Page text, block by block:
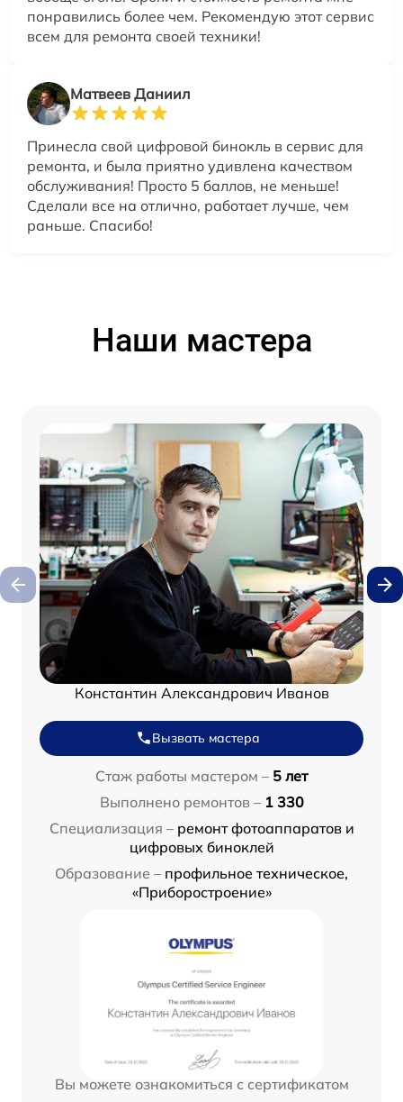
понравились более чем. Рекомендую этот сервис
всем для ремонта своей техники!
Матвеев Даниил
Принесла свой цифровой бинокль в сервис для
ремонта, и была приятно удивлена качеством
обслуживания! Просто 5 баллов, не меньше!
Сделали все на отлично, работает лучше, чем
раньше. Спасибо!
Наши мастера
Константин Александрович Иванов
Вызвать мастера
Стаж работы мастером – 5 лет
Выполнено ремонтов – 1 330
Специализация – ремонт фотоаппаратов и
цифровых биноклей
Образование – профильное техническое,
«Приборостроение»
Вы можете ознакомиться с сертификатом